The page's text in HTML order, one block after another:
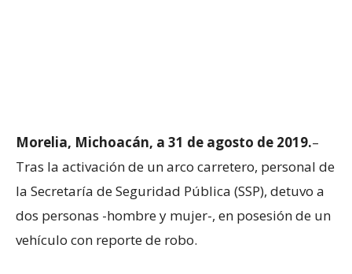
Morelia, Michoacán, a 31 de agosto de 2019.–
Tras la activación de un arco carretero, personal de
la Secretaría de Seguridad Pública (SSP), detuvo a
dos personas -hombre y mujer-, en posesión de un
vehículo con reporte de robo.